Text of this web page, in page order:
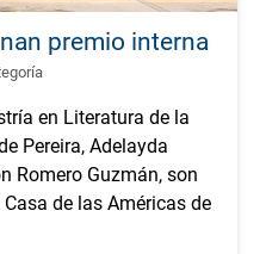
premio
en Literatura de la
Pereira, Adelayda
Romero Guzmán, son
de las Américas de